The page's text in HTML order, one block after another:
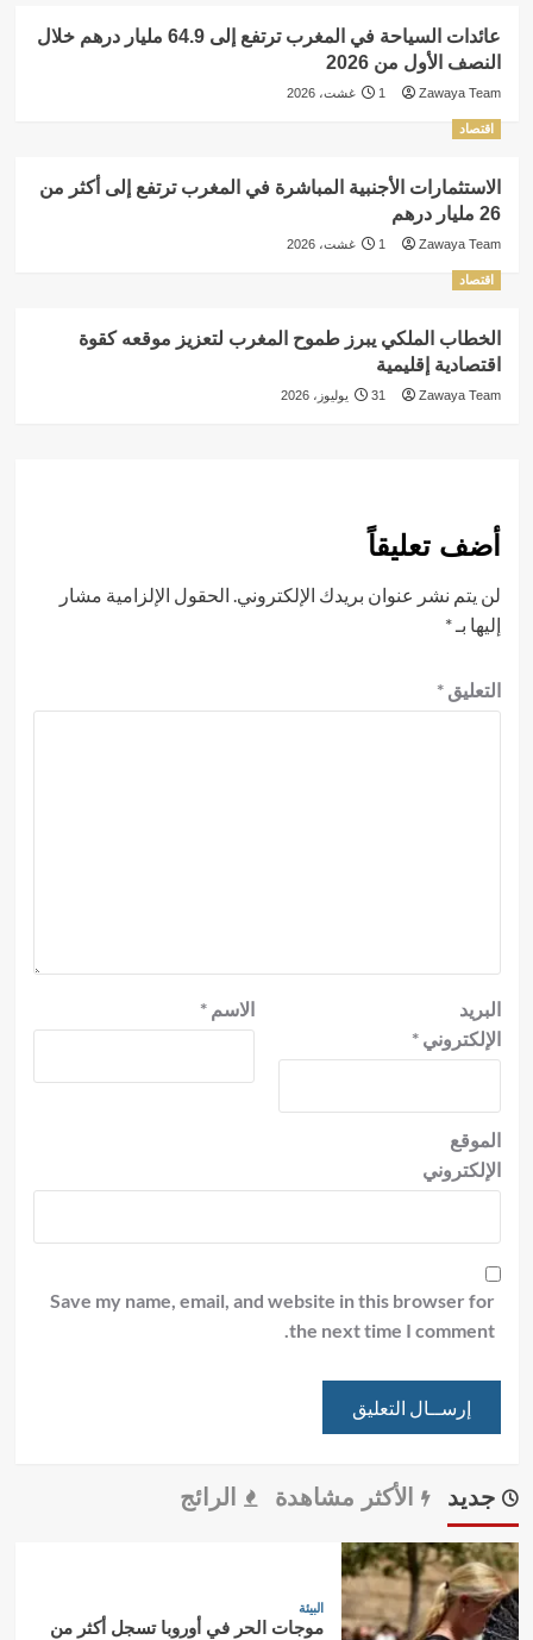
عائدات السياحة في المغرب ترتفع إلى 64.9 مليار درهم خلال
النصف الأول من 2026
Zawaya Team 1 غشت، 2026
اقتصاد
الاستثمارات الأجنبية المباشرة في المغرب ترتفع إلى أكثر من
26 مليار درهم
Zawaya Team 1 غشت، 2026
اقتصاد
الخطاب الملكي يبرز طموح المغرب لتعزيز موقعه كقوة
اقتصادية إقليمية
Zawaya Team 31 يوليوز، 2026
أضف تعليقاً
لن يتم نشر عنوان بريدك الإلكتروني. الحقول الإلزامية مشار
إليها بـ*
التعليق*
الاسم *
البريد
الإلكتروني*
الموقع
الإلكتروني
Save my name, email, and website in this browser for
the next time I comment.
جديد الأكثر مشاهدة الرائج
البيئة
موجات الحر في أوروبا تسجل أكثر من